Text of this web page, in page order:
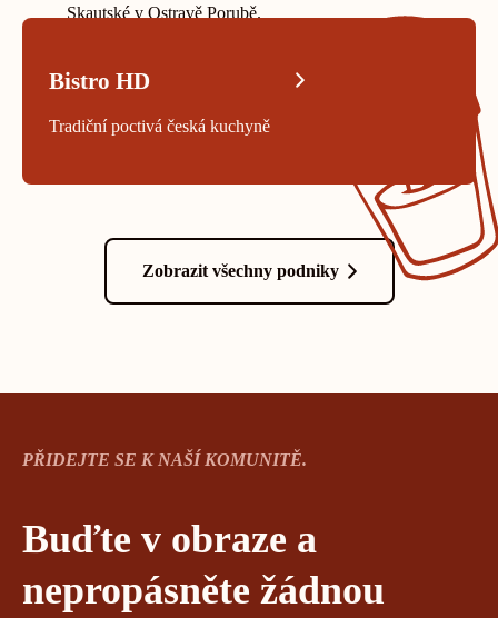
Bistro HD
Tradiční poctivá česká kuchyně
Zobrazit všechny podniky
PŘIDEJTE SE K NAŠÍ KOMUNITĚ.
Buďte v obraze a
nepropásněte žádnou